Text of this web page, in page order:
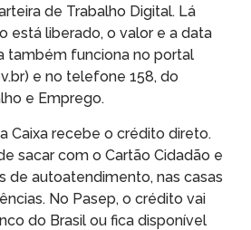
de Trabalho Digital. Lá
está liberado, o valor e a data
também funciona no portal
e no telefone 158, do
e Emprego.
Caixa recebe o crédito direto.
sacar com o Cartão Cidadão e
de autoatendimento, nas casas
No Pasep, o crédito vai
do Brasil ou fica disponível